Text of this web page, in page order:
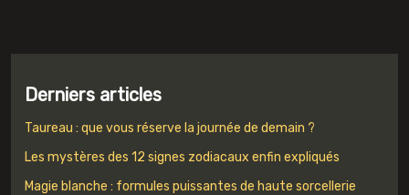
Derniers articles
Taureau : que vous réserve la journée de demain ?
Les mystères des 12 signes zodiacaux enfin expliqués
Magie blanche : formules puissantes de haute sorcellerie